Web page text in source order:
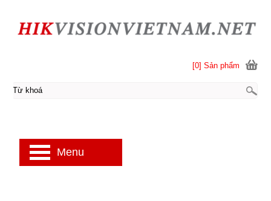
[0] Sản phẩm
Menu